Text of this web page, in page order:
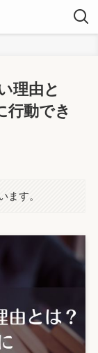
理由と
行動でき
ます。